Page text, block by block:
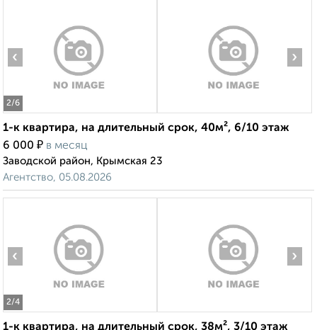
2/6
‹ ›
1-к квартира, на длительный срок, 40м², 6/10 этаж
6 000 ₽ в месяц
Заводской район, Крымская 23
Агентство, 05.08.2026
2/4
‹ ›
1-к квартира, на длительный срок, 38м², 3/10 этаж